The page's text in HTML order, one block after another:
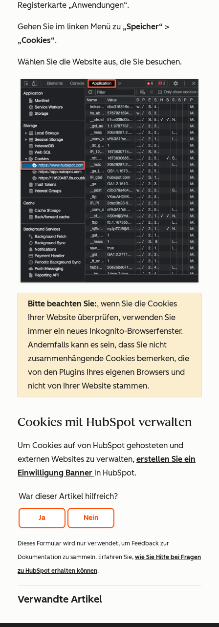
Registerkarte „Anwendungen“.
Gehen Sie im linken Menü zu „Speicher“ >
„Cookies“.
Wählen Sie die Website aus, die Sie besuchen.
Bitte beachten Sie:, wenn Sie die Cookies
Ihrer Website überprüfen, verwenden Sie
immer ein neues Inkognito-Browserfenster.
Andernfalls kann es sein, dass Sie nicht
zusammenhängende Cookies bemerken, die
von den Plugins Ihres eigenen Browsers und
nicht von Ihrer Website stammen.
Cookies mit HubSpot verwalten
Um Cookies auf von HubSpot gehosteten und
externen Websites zu verwalten, erstellen Sie ein
Einwilligung Banner in HubSpot.
War dieser Artikel hilfreich?
Ja Nein
Dieses Formular wird nur verwendet, um Feedback zur
Dokumentation zu sammeln. Erfahren Sie, wie Sie Hilfe bei Fragen
zu HubSpot erhalten können.
Verwandte Artikel